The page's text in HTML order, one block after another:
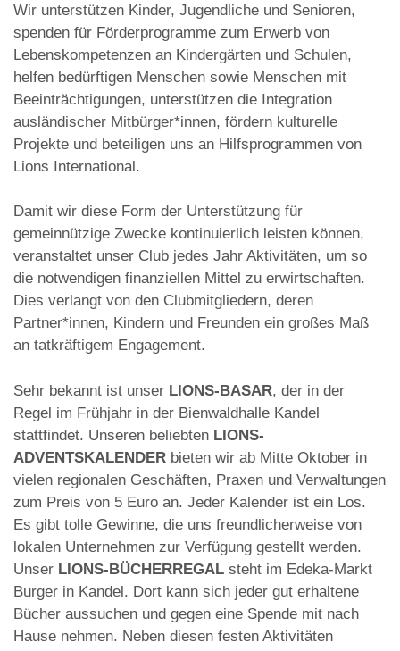
Wir unterstützen Kinder, Jugendliche und Senioren,
spenden für Förderprogramme zum Erwerb von
Lebenskompetenzen an Kindergärten und Schulen,
helfen bedürftigen Menschen sowie Menschen mit
Beeinträchtigungen, unterstützen die Integration
ausländischer Mitbürger*innen, fördern kulturelle
Projekte und beteiligen uns an Hilfsprogrammen von
Lions International.
Damit wir diese Form der Unterstützung für
gemeinnützige Zwecke kontinuierlich leisten können,
veranstaltet unser Club jedes Jahr Aktivitäten, um so
die notwendigen finanziellen Mittel zu erwirtschaften.
Dies verlangt von den Clubmitgliedern, deren
Partner*innen, Kindern und Freunden ein großes Maß
an tatkräftigem Engagement.
Sehr bekannt ist unser LIONS-BASAR, der in der
Regel im Frühjahr in der Bienwaldhalle Kandel
stattfindet. Unseren beliebten LIONS-
ADVENTSKALENDER bieten wir ab Mitte Oktober in
vielen regionalen Geschäften, Praxen und Verwaltungen
zum Preis von 5 Euro an. Jeder Kalender ist ein Los.
Es gibt tolle Gewinne, die uns freundlicherweise von
lokalen Unternehmen zur Verfügung gestellt werden.
Unser LIONS-BÜCHERREGAL steht im Edeka-Markt
Burger in Kandel. Dort kann sich jeder gut erhaltene
Bücher aussuchen und gegen eine Spende mit nach
Hause nehmen. Neben diesen festen Aktivitäten